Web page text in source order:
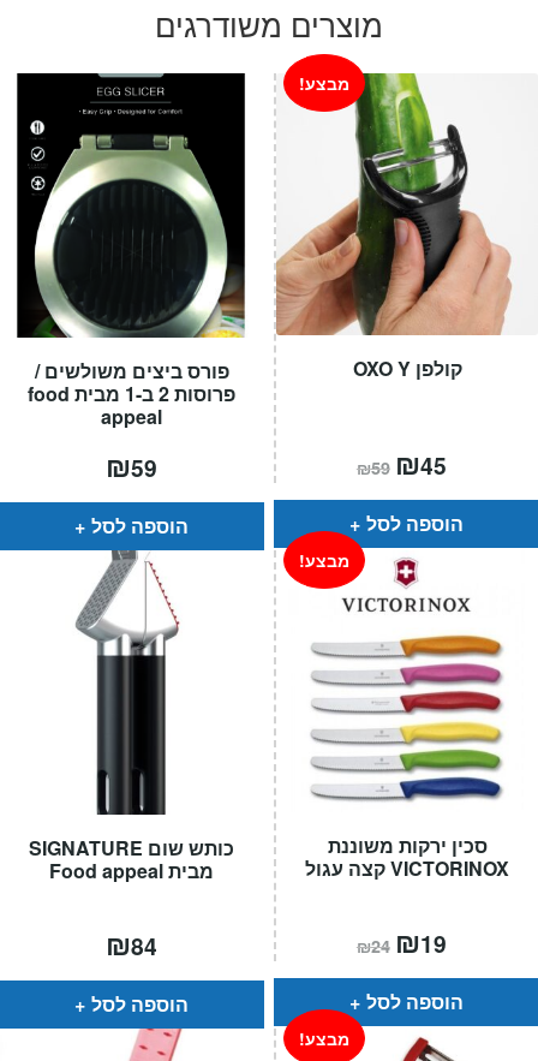
עד
מוצרים משודרגים
פורס ביצים משולשים /
פרוסות 2 ב-1 מבית food
appeal
₪59
הוספה לסל
קולפן OXO Y
מבצע!
₪59 המחיר
המקורי
היה:
₪59.
₪45
הוא:
הוספה לסל
כותש שום SIGNATURE
מבית Food appeal
₪84
הוספה לסל
סכין ירקות משוננת
VICTORINOX קצה עגול
מבצע!
₪24 המחיר
המקורי
היה:
₪24.
₪19
הוא:
הוספה לסל
מבצע!